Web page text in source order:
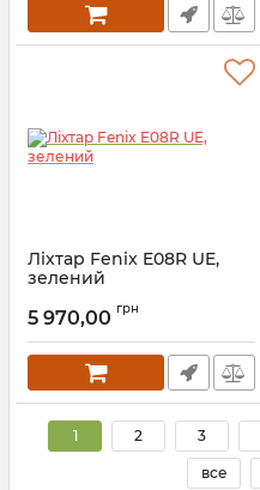
Ліхтар Fenix E08R UE,
зелений
5 970,00 грн
1 2 3
все